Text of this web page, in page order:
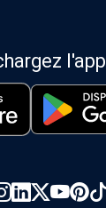
l'app